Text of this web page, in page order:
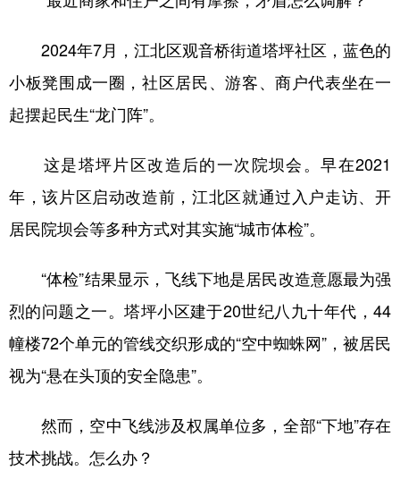
2024年7月，江北区观音桥街道塔坪社区，蓝色的
小板凳围成一圈，社区居民、游客、商户代表坐在一
起摆起民生“龙门阵”。
这是塔坪片区改造后的一次院坝会。早在2021
年，该片区启动改造前，江北区就通过入户走访、开
居民院坝会等多种方式对其实施“城市体检”。
“体检”结果显示，飞线下地是居民改造意愿最为强
烈的问题之一。塔坪小区建于20世纪八九十年代，44
幢楼72个单元的管线交织形成的“空中蜘蛛网”，被居民
视为“悬在头顶的安全隐患”。
然而，空中飞线涉及权属单位多，全部“下地”存在
技术挑战。怎么办？